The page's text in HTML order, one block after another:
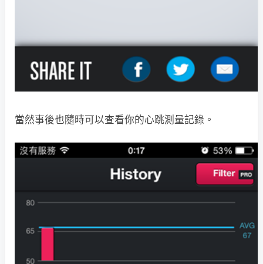
當然事後也隨時可以查看你的心跳測量記錄。